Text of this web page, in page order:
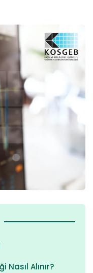
Nasıl Alınır?